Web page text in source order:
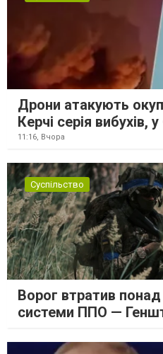
Дрони атакують
Керчі серія
11:16, Вчора
Суспільство
Ворог втратив
системи ППО —